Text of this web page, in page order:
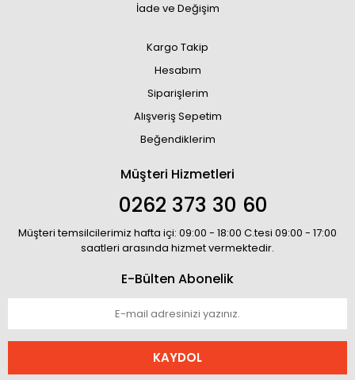
İade ve Değişim
Kargo Takip
Hesabım
Siparişlerim
Alışveriş Sepetim
Beğendiklerim
Müşteri Hizmetleri
0262 373 30 60
Müşteri temsilcilerimiz hafta içi: 09:00 - 18:00 C.tesi 09:00 - 17:00
saatleri arasında hizmet vermektedir.
E-Bülten Abonelik
KAYDOL